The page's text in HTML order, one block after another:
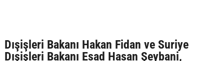
Dışişleri Bakanı Hakan Fidan ve Suriye
Dışişleri Bakanı Esad Hasan Şeybani,